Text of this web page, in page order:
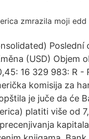
Poslední
(USD) Objem
16 329 983: R -
komisija za
je juče da će
platiti više od